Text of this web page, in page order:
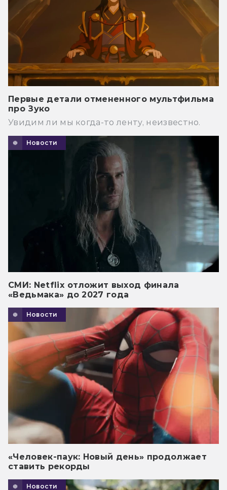
Первые детали отмененного мультфильма
про Зуко
Увидим ли мы когда-то ленту, неизвестно.
Новости
СМИ: Netflix отложит выход финала
«Ведьмака» до 2027 года
Новости
«Человек-паук: Новый день» продолжает
ставить рекорды
Новости